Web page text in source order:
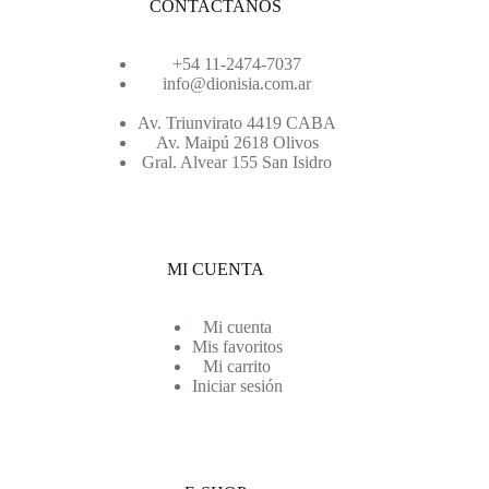
CONTACTANOS
+54 11-2474-7037
info@dionisia.com.ar
Av. Triunvirato 4419 CABA
Av. Maipú 2618 Olivos
Gral. Alvear 155 San Isidro
MI CUENTA
Mi cuenta
Mis favoritos
Mi carrito
Iniciar sesión